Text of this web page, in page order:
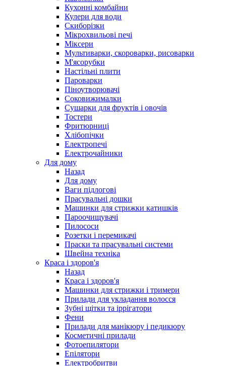
Кухонні комбайни
Кулери для води
Скиборізки
Мікрохвильові печі
Міксери
Мультиварки, скороварки, рисоварки
М'ясорубки
Настільні плити
Пароварки
Піноутворювачі
Соковижималки
Сушарки для фруктів і овочів
Тостери
Фритюрниці
Хлібопічки
Електропечі
Електрочайники
Для дому
Назад
Для дому
Ваги підлогові
Прасувальні дошки
Машинки для стрижки катишків
Пароочищувачі
Пилососи
Розетки і перемикачі
Праски та прасувальні системи
Швейна техніка
Краса і здоров'я
Назад
Краса і здоров'я
Машинки для стрижки і тримери
Прилади для укладання волосся
Зубні щітки та іррігатори
Фени
Прилади для манікюру і педикюру
Косметичні прилади
Фотоепилятори
Епілятори
Електробритви